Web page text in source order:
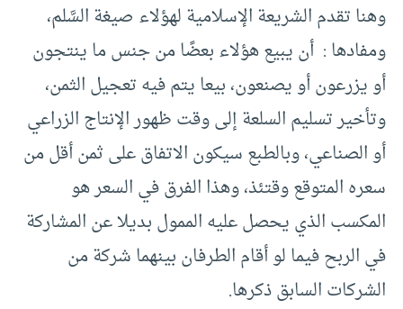
وهنا تقدم الشريعة الإسلامية لهؤلاء صيغة السَّلم،
ومفادها : أن يبيع هؤلاء بعضًا من جنس ما ينتجون
أو يزرعون أو يصنعون، بيعا يتم فيه تعجيل الثمن،
وتأخير تسليم السلعة إلى وقت ظهور الإنتاج الزراعي
أو الصناعي، وبالطبع سيكون الاتفاق على ثمن أقل من
سعره المتوقع وقتئذ، وهذا الفرق في السعر هو
المكسب الذي يحصل عليه الممول بديلا عن المشاركة
في الربح فيما لو أقام الطرفان بينهما شركة من
الشركات السابق ذكرها.